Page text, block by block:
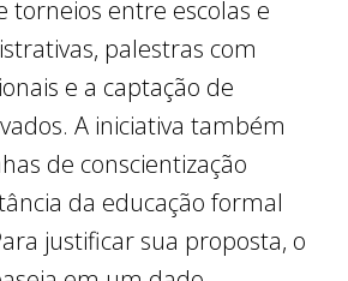
torneios entre escolas e
palestras com
e a captação de
A iniciativa também
de conscientização
da educação formal
justificar sua proposta, o